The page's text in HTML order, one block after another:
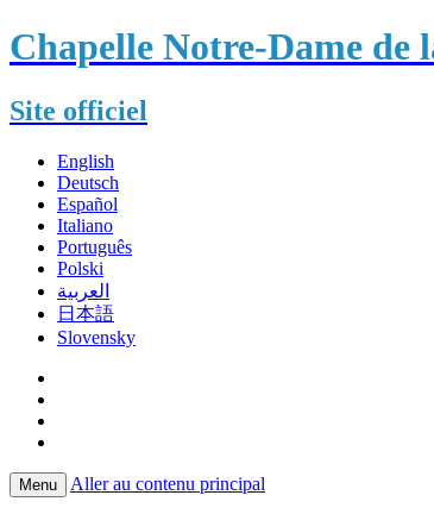
Chapelle Notre-Dame de
Site officiel
English
Deutsch
Español
Italiano
Português
Polski
العربية
日本語
Slovensky
Menu Aller au contenu principal